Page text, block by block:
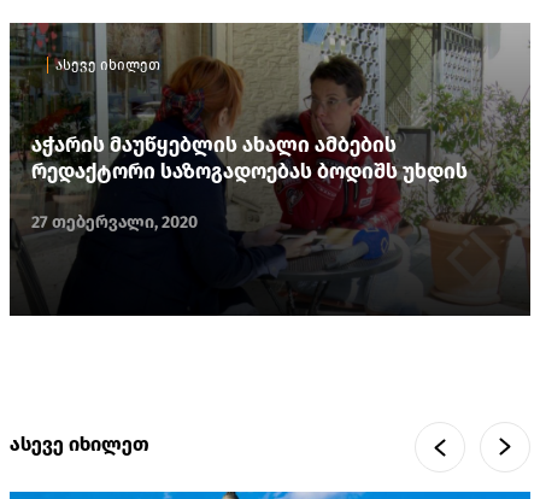
ასევე იხილეთ
აჭარის მაუწყებლის ახალი ამბების
რედაქტორი საზოგადოებას ბოდიშს უხდის
27 თებერვალი, 2020
ასევე იხილეთ